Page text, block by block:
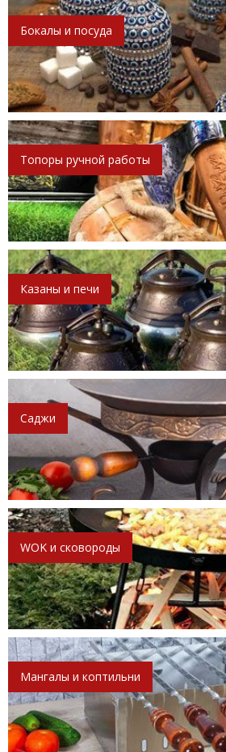
Бокалы и посуда
Топоры ручной работы
Казаны и печи
Саджи
WOK и сковороды
Мангалы и коптильни